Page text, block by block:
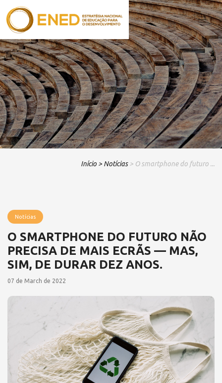
Início > Notícias > O smartphone do futuro ...
Notícias
O SMARTPHONE DO FUTURO NÃO
PRECISA DE MAIS ECRÃS — MAS,
SIM, DE DURAR DEZ ANOS.
07 de March de 2022